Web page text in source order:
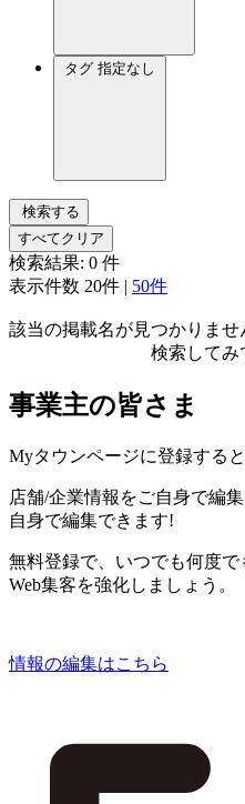
タグ 指定なし
検索する
すべてクリア
検索結果: 0 件
表示件数 20件 | 50件
該当の掲載名が見つかりま
検索してみ
事業主の皆さま
Myタウンページに登録すると
店舗/企業情報をご自身で編
自身で編集できます!
無料登録で、いつでも何度で
Web集客を強化しましょう。
情報の編集はこちら